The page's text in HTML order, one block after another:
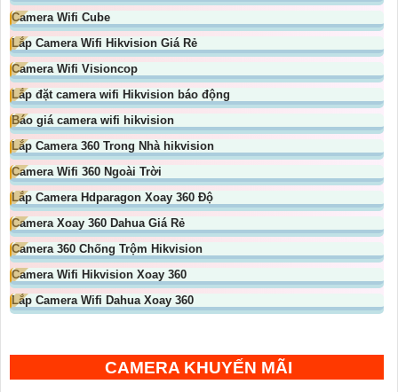
Camera Wifi Cube
Lắp Camera Wifi Hikvision Giá Rẻ
Camera Wifi Visioncop
Lắp đặt camera wifi Hikvision báo động
Báo giá camera wifi hikvision
Lắp Camera 360 Trong Nhà hikvision
Camera Wifi 360 Ngoài Trời
Lắp Camera Hdparagon Xoay 360 Độ
Camera Xoay 360 Dahua Giá Rẻ
Camera 360 Chống Trộm Hikvision
Camera Wifi Hikvision Xoay 360
Lắp Camera Wifi Dahua Xoay 360
CAMERA KHUYẾN MÃI